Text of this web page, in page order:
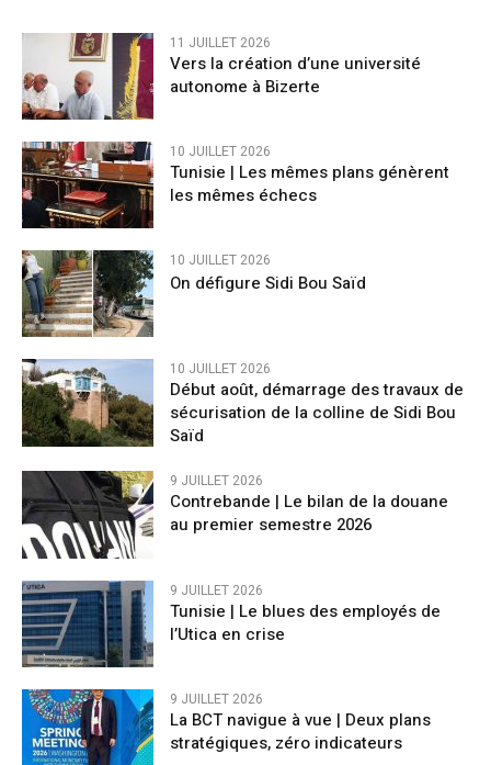
11 JUILLET 2026
Vers la création d’une université
autonome à Bizerte
10 JUILLET 2026
Tunisie | Les mêmes plans génèrent
les mêmes échecs
10 JUILLET 2026
On défigure Sidi Bou Saïd
10 JUILLET 2026
Début août, démarrage des travaux de
sécurisation de la colline de Sidi Bou
Saïd
9 JUILLET 2026
Contrebande | Le bilan de la douane
au premier semestre 2026
9 JUILLET 2026
Tunisie | Le blues des employés de
l’Utica en crise
9 JUILLET 2026
La BCT navigue à vue | Deux plans
stratégiques, zéro indicateurs